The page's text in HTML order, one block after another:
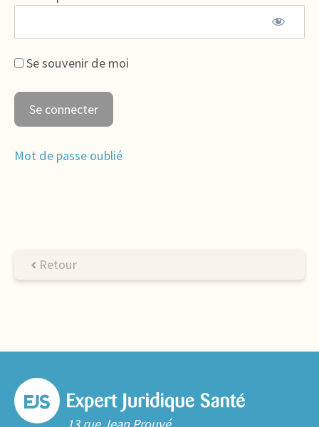
Se souvenir de moi
Mot de passe oublié
Retour